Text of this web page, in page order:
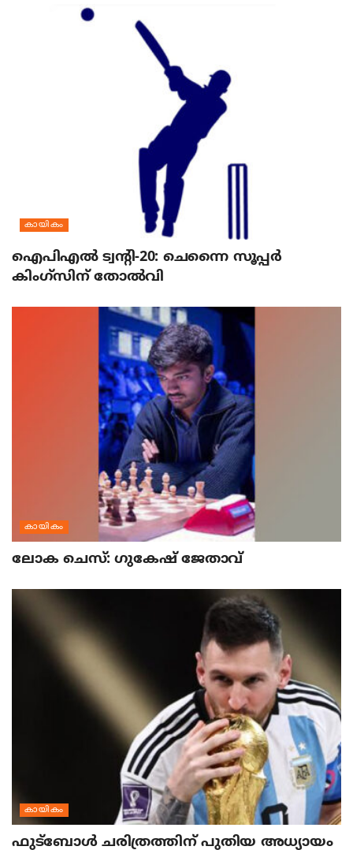
കായികം
ഐപിഎല്‍ ട്വന്റി-20: ചെന്നൈ സൂപ്പര്‍
കിംഗ്‌സിന് തോല്‍വി
കായികം
ലോക ചെസ്: ഗുകേഷ് ജേതാവ്
കായികം
ഫുട്‌ബോള്‍ ചരിത്രത്തിന് പുതിയ അധ്യായം